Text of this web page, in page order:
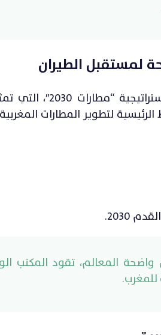
أطلق المكتب الوطني
لتطوير المطارات
2030.
2030” خارطة طريق واضحة المعالم،